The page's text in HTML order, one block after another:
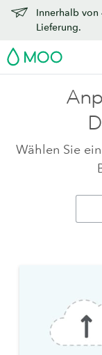
Innerhalb
Lieferung.
MOO
Wählen Sie